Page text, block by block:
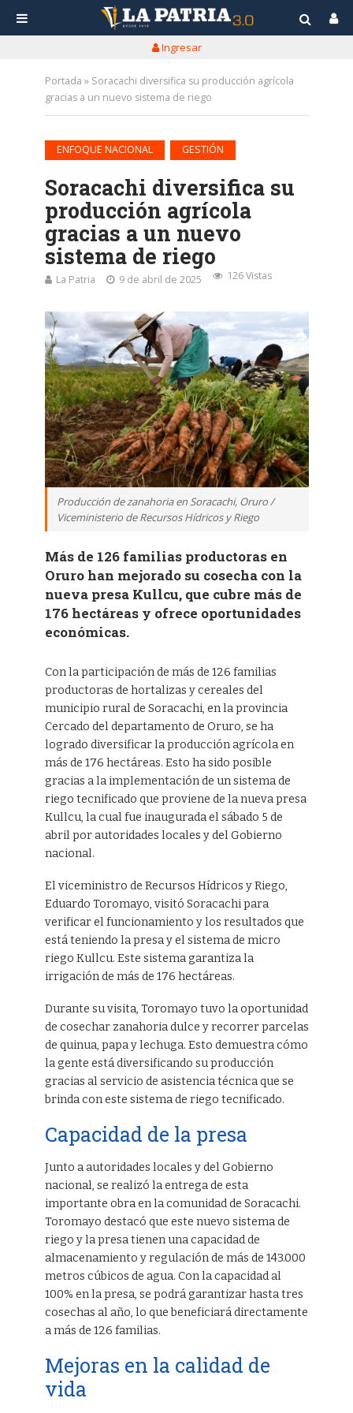
Ingresar
Portada » Soracachi diversifica su producción agrícola
gracias a un nuevo sistema de riego
ENFOQUE NACIONAL GESTIÓN
Soracachi diversifica su
producción agrícola
gracias a un nuevo
sistema de riego
La Patria 9 de abril de 2025 126 Vistas
Producción de zanahoria en Soracachi, Oruro /
Viceministerio de Recursos Hídricos y Riego
Más de 126 familias productoras en
Oruro han mejorado su cosecha con la
nueva presa Kullcu, que cubre más de
176 hectáreas y ofrece oportunidades
económicas.
Con la participación de más de 126 familias
productoras de hortalizas y cereales del
municipio rural de Soracachi, en la provincia
Cercado del departamento de Oruro, se ha
logrado diversificar la producción agrícola en
más de 176 hectáreas. Esto ha sido posible
gracias a la implementación de un sistema de
riego tecnificado que proviene de la nueva presa
Kullcu, la cual fue inaugurada el sábado 5 de
abril por autoridades locales y del Gobierno
nacional.
El viceministro de Recursos Hídricos y Riego,
Eduardo Toromayo, visitó Soracachi para
verificar el funcionamiento y los resultados que
está teniendo la presa y el sistema de micro
riego Kullcu. Este sistema garantiza la
irrigación de más de 176 hectáreas.
Durante su visita, Toromayo tuvo la oportunidad
de cosechar zanahoria dulce y recorrer parcelas
de quinua, papa y lechuga. Esto demuestra cómo
la gente está diversificando su producción
gracias al servicio de asistencia técnica que se
brinda con este sistema de riego tecnificado.
Capacidad de la presa
Junto a autoridades locales y del Gobierno
nacional, se realizó la entrega de esta
importante obra en la comunidad de Soracachi.
Toromayo destacó que este nuevo sistema de
riego y la presa tienen una capacidad de
almacenamiento y regulación de más de 143.000
metros cúbicos de agua. Con la capacidad al
100% en la presa, se podrá garantizar hasta tres
cosechas al año, lo que beneficiará directamente
a más de 126 familias.
Mejoras en la calidad de
vida